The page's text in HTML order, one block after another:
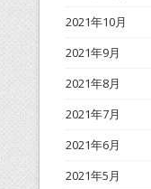
2021年10月
2021年9月
2021年8月
2021年7月
2021年6月
2021年5月